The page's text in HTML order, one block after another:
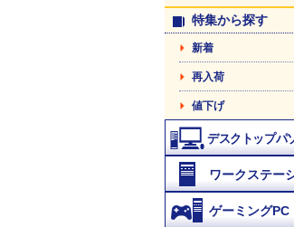
特集から探す
新着
再入荷
値下げ